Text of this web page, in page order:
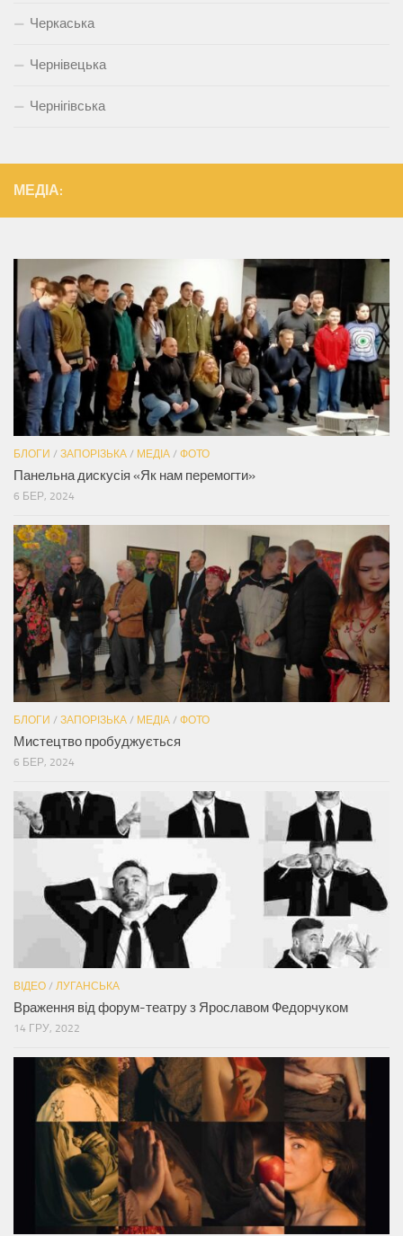
Черкаська
Чернівецька
Чернігівська
МЕДІА:
БЛОГИ / ЗАПОРІЗЬКА / МЕДІА / ФОТО
Панельна дискусія «Як нам перемогти»
6 БЕР, 2024
БЛОГИ / ЗАПОРІЗЬКА / МЕДІА / ФОТО
Мистецтво пробуджується
6 БЕР, 2024
ВІДЕО / ЛУГАНСЬКА
Враження від форум-театру з Ярославом Федорчуком
14 ГРУ, 2022